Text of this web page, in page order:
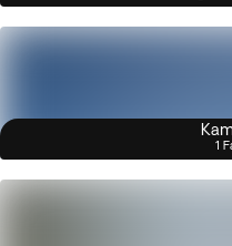
1